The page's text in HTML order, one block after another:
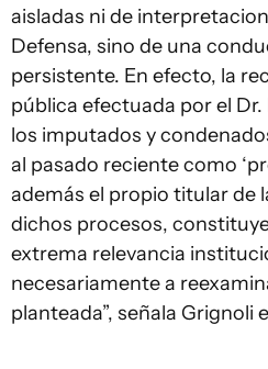
aisladas ni de
Defensa, sino de una
persistente. En efecto, la
pública efectuada por el
los imputados y
al pasado reciente como
además el propio titular de
dichos procesos,
extrema relevancia
necesariamente a
planteada”, señala Grignoli